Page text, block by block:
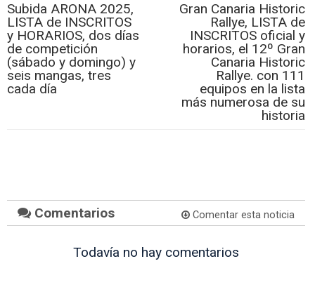
Subida ARONA 2025,
LISTA de INSCRITOS
y HORARIOS, dos días
de competición
(sábado y domingo) y
seis mangas, tres
cada día
Gran Canaria Historic
Rallye, LISTA de
INSCRITOS oficial y
horarios, el 12º Gran
Canaria Historic
Rallye. con 111
equipos en la lista
más numerosa de su
historia
Comentarios Comentar esta noticia
Todavía no hay comentarios